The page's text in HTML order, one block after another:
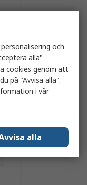
och
alla"
cookies genom att
på "Avvisa alla".
i vår
alla